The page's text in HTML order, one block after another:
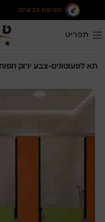
מניפת צבעים
תפריט
תא לפעוטונים-צבע ירוק